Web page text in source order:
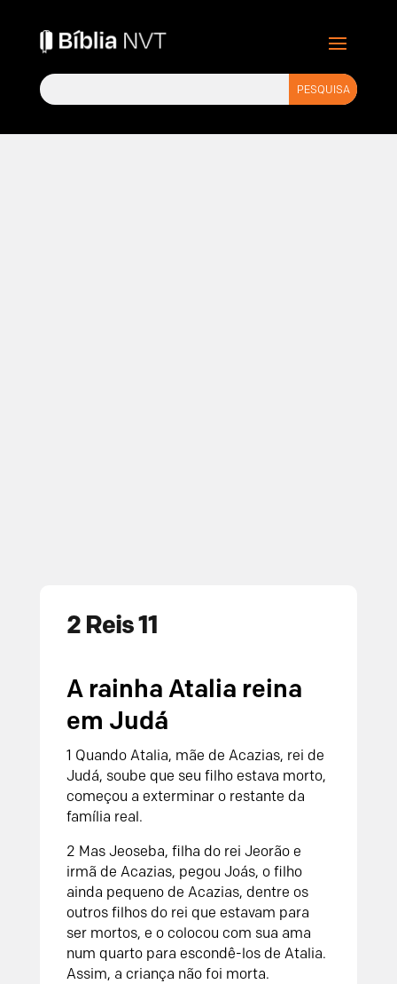
2 Reis 11
A rainha Atalia reina
em Judá
1 Quando Atalia, mãe de Acazias, rei de
Judá, soube que seu filho estava morto,
começou a exterminar o restante da
família real.
2 Mas Jeoseba, filha do rei Jeorão e
irmã de Acazias, pegou Joás, o filho
ainda pequeno de Acazias, dentre os
outros filhos do rei que estavam para
ser mortos, e o colocou com sua ama
num quarto para escondê-los de Atalia.
Assim, a criança não foi morta.